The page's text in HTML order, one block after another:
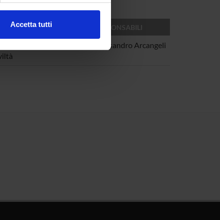
che hai fornito loro o
Accetta tutti RESPONSABILI
Alessandro Arcangeli